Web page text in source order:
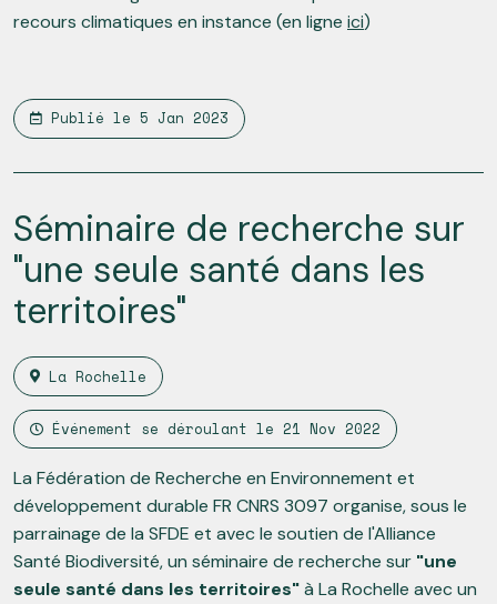
recours climatiques en instance (en ligne ici)
Publié le 5 Jan 2023
Séminaire de recherche sur
"une seule santé dans les
territoires"
La Rochelle
Événement se déroulant le 21 Nov 2022
La Fédération de Recherche en Environnement et
développement durable FR CNRS 3097 organise, sous le
parrainage de la SFDE et avec le soutien de l'Alliance
Santé Biodiversité, un séminaire de recherche sur "une
seule santé dans les territoires"à La Rochelle avec un